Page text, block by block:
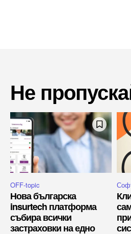
Не
OFF-topic
Нова българска
insurtech платформа
събира всички
застраховки на едно